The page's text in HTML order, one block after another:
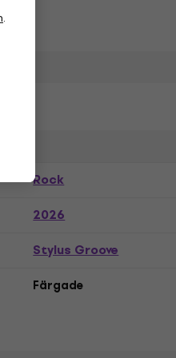
.
Rock
2026
Stylus Groove
Färgade